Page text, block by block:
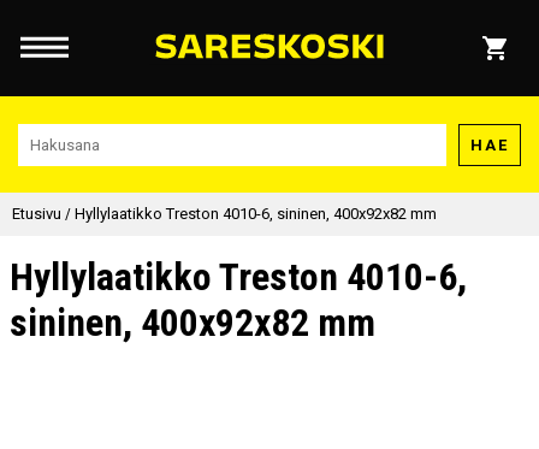
HAE
Etusivu / Hyllylaatikko Treston 4010-6, sininen, 400x92x82 mm
Hyllylaatikko Treston 4010-6,
sininen, 400x92x82 mm